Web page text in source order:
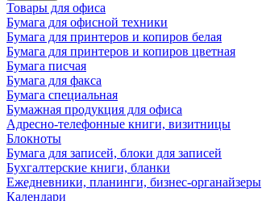
Товары для офиса
Бумага для офисной техники
Бумага для принтеров и копиров белая
Бумага для принтеров и копиров цветная
Бумага писчая
Бумага для факса
Бумага специальная
Бумажная продукция для офиса
Адресно-телефонные книги, визитницы
Блокноты
Бумага для записей, блоки для записей
Бухгалтерские книги, бланки
Ежедневники, планинги, бизнес-органайзеры
Календари